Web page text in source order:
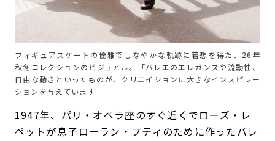
フィギュアスケートの優雅でしなやかな軌跡に着想を得た、26年
秋冬コレクションのビジュアル。「バレエのエレガンスや流動性、
自由な動きといったものが、クリエイションに大きなインスピレー
ションを与えています」
1947年、パリ・オペラ座のすぐ近くでローズ・レ
ペットが息子ローラン・プティのために作ったバレ